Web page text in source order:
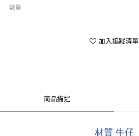
數量
加入追蹤清單
商品描述
材質 牛仔